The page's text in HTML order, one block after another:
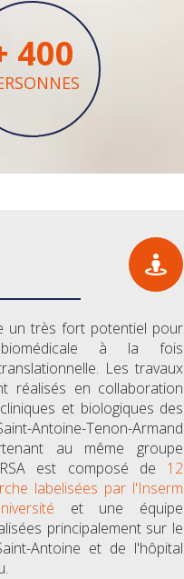
400
un très fort potentiel pour
à la fois
Les travaux
réalisés en collaboration
et biologiques des
Tenon-Armand
au même groupe
est composé de 12
labelisées par l'Inserm
et une équipe
principalement sur le
Antoine et de l'hôpital